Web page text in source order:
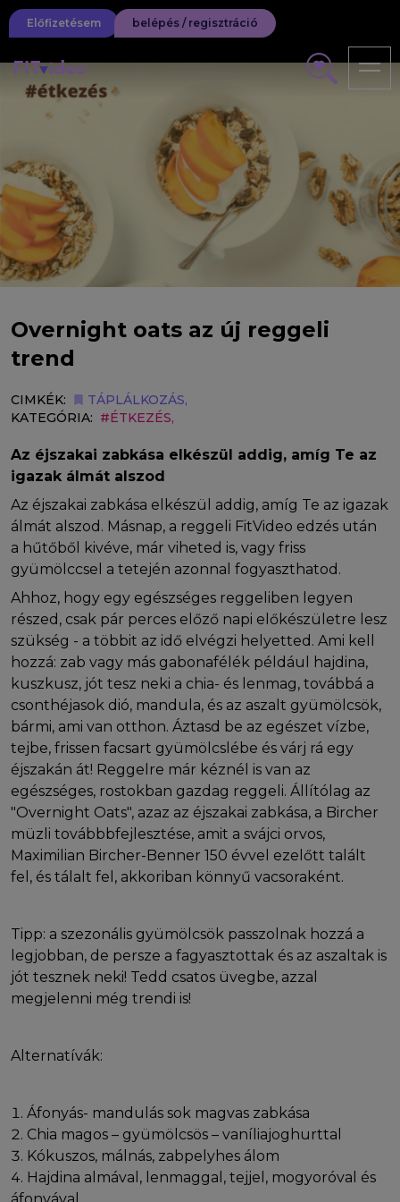
Előfizetésem belépés / regisztráció
Overnight oats az új reggeli
trend
CIMKÉK:
TÁPLÁLKOZÁS,
KATEGÓRIA: #ÉTKEZÉS,
Az éjszakai zabkása elkészül addig, amíg Te az
igazak álmát alszod
Az éjszakai zabkása elkészül addig, amíg Te az igazak
álmát alszod. Másnap, a reggeli FitVideo edzés után
a hűtőből kivéve, már viheted is, vagy friss
gyümölccsel a tetején azonnal fogyaszthatod.
Ahhoz, hogy egy egészséges reggeliben legyen
részed, csak pár perces előző napi előkészületre lesz
szükség - a többit az idő elvégzi helyetted. Ami kell
hozzá: zab vagy más gabonafélék például hajdina,
kuszkusz, jót tesz neki a chia- és lenmag, továbbá a
csonthéjasok dió, mandula, és az aszalt gyümölcsök,
bármi, ami van otthon. Áztasd be az egészet vízbe,
tejbe, frissen facsart gyümölcslébe és várj rá egy
éjszakán át! Reggelre már kéznél is van az
egészséges, rostokban gazdag reggeli. Állítólag az
"Overnight Oats", azaz az éjszakai zabkása, a Bircher
müzli továbbbfejlesztése, amit a svájci orvos,
Maximilian Bircher-Benner 150 évvel ezelőtt talált
fel, és tálalt fel, akkoriban könnyű vacsoraként.
Tipp: a szezonális gyümölcsök passzolnak hozzá a
legjobban, de persze a fagyasztottak és az aszaltak is
jót tesznek neki! Tedd csatos üvegbe, azzal
megjelenni még trendi is!
Alternatívák:
Áfonyás- mandulás sok magvas zabkása
Chia magos – gyümölcsös – vaníliajoghurttal
Kókuszos, málnás, zabpelyhes álom
Hajdina almával, lenmaggal, tejjel, mogyoróval és